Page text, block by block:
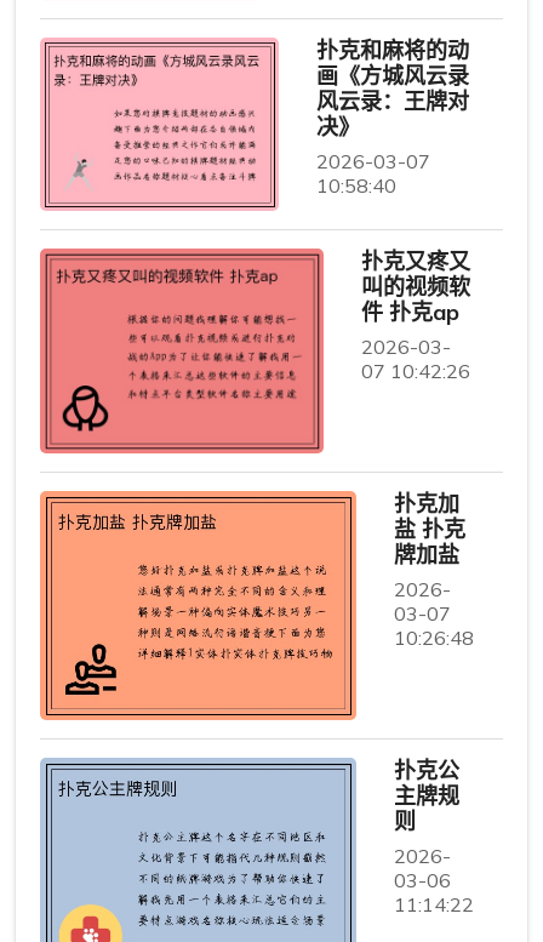
扑克和麻将的动
画《方城风云录
风云录：王牌对
决》
2026-03-07
10:58:40
扑克又疼又
叫的视频软
件 扑克ap
2026-03-
07 10:42:26
扑克加
盐 扑克
牌加盐
2026-
03-07
10:26:48
扑克公
主牌规
则
2026-
03-06
11:14:22